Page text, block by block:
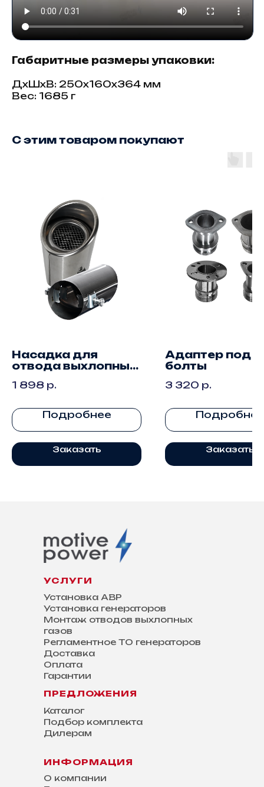
Габаритные размеры упаковки:
ДxШxВ: 250x160x364 мм
Вес: 1685 г
С этим товаром покупают
Насадка для
отвода выхлопных
1 898 р.
Подробнее
Заказать
Адаптер под
болты
3 320 р.
Подробнее
Заказать
УСЛУГИ
Установка АВР
Установка генераторов
Монтаж отводов выхлопных
газов
Регламентное ТО генераторов
Доставка
Оплата
Гарантии
ПРЕДЛОЖЕНИЯ
Каталог
Подбор комплекта
Дилерам
ИНФОРМАЦИЯ
О компании